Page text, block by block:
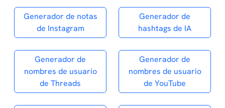
Generador de notas
de Instagram
Generador de
hashtags de IA
Generador de
nombres de usuario
de Threads
Generador de
nombres de usuario
de YouTube